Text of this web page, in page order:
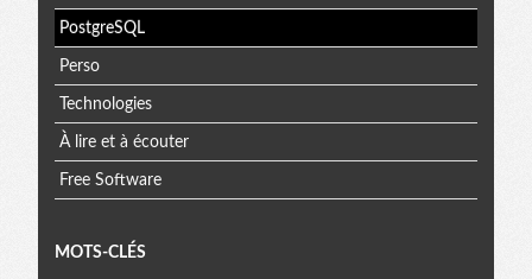
PostgreSQL
Perso
Technologies
À lire et à écouter
Free Software
MOTS-CLÉS